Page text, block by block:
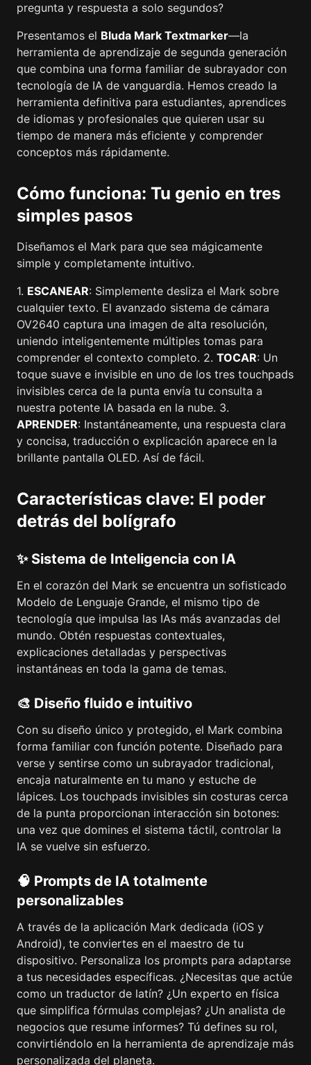
pregunta y respuesta a solo segundos?
Presentamos el Bluda Mark Textmarker—la
herramienta de aprendizaje de segunda generación
que combina una forma familiar de subrayador con
tecnología de IA de vanguardia. Hemos creado la
herramienta definitiva para estudiantes, aprendices
de idiomas y profesionales que quieren usar su
tiempo de manera más eficiente y comprender
conceptos más rápidamente.
Cómo funciona: Tu genio en tres
simples pasos
Diseñamos el Mark para que sea mágicamente
simple y completamente intuitivo.
1. ESCANEAR: Simplemente desliza el Mark sobre
cualquier texto. El avanzado sistema de cámara
OV2640 captura una imagen de alta resolución,
uniendo inteligentemente múltiples tomas para
comprender el contexto completo. 2. TOCAR: Un
toque suave e invisible en uno de los tres touchpads
invisibles cerca de la punta envía tu consulta a
nuestra potente IA basada en la nube. 3.
APRENDER: Instantáneamente, una respuesta clara
y concisa, traducción o explicación aparece en la
brillante pantalla OLED. Así de fácil.
Características clave: El poder
detrás del bolígrafo
✨ Sistema de Inteligencia con IA
En el corazón del Mark se encuentra un sofisticado
Modelo de Lenguaje Grande, el mismo tipo de
tecnología que impulsa las IAs más avanzadas del
mundo. Obtén respuestas contextuales,
explicaciones detalladas y perspectivas
instantáneas en toda la gama de temas.
🎨 Diseño fluido e intuitivo
Con su diseño único y protegido, el Mark combina
forma familiar con función potente. Diseñado para
verse y sentirse como un subrayador tradicional,
encaja naturalmente en tu mano y estuche de
lápices. Los touchpads invisibles sin costuras cerca
de la punta proporcionan interacción sin botones:
una vez que domines el sistema táctil, controlar la
IA se vuelve sin esfuerzo.
🧠 Prompts de IA totalmente
personalizables
A través de la aplicación Mark dedicada (iOS y
Android), te conviertes en el maestro de tu
dispositivo. Personaliza los prompts para adaptarse
a tus necesidades específicas. ¿Necesitas que actúe
como un traductor de latín? ¿Un experto en física
que simplifica fórmulas complejas? ¿Un analista de
negocios que resume informes? Tú defines su rol,
convirtiéndolo en la herramienta de aprendizaje más
personalizada del planeta.